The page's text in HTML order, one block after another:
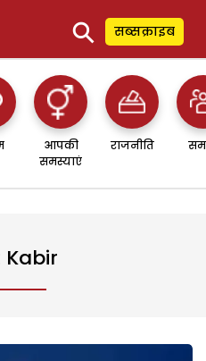
⚲ सब्सक्राइब
आपकी
समस्याएं
राजनीति
Kabir